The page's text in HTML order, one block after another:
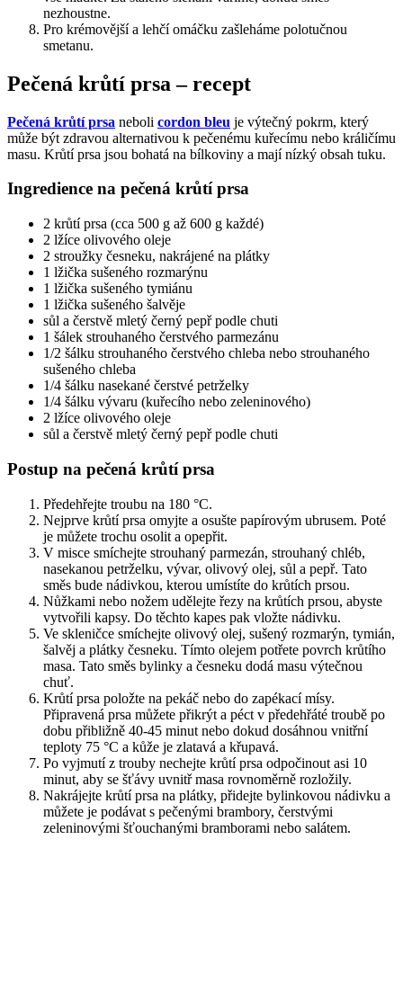
nezhoustne.
Pro krémovější a lehčí omáčku zašleháme polotučnou
smetanu.
Pečená krůtí prsa – recept
Pečená krůtí prsa neboli cordon bleu je výtečný pokrm, který
může být zdravou alternativou k pečenému kuřecímu nebo králičímu
masu. Krůtí prsa jsou bohatá na bílkoviny a mají nízký obsah tuku.
Ingredience na pečená krůtí prsa
2 krůtí prsa (cca 500 g až 600 g každé)
2 lžíce olivového oleje
2 stroužky česneku, nakrájené na plátky
1 lžička sušeného rozmarýnu
1 lžička sušeného tymiánu
1 lžička sušeného šalvěje
sůl a čerstvě mletý černý pepř podle chuti
1 šálek strouhaného čerstvého parmezánu
1/2 šálku strouhaného čerstvého chleba nebo strouhaného
sušeného chleba
1/4 šálku nasekané čerstvé petrželky
1/4 šálku vývaru (kuřecího nebo zeleninového)
2 lžíce olivového oleje
sůl a čerstvě mletý černý pepř podle chuti
Postup na pečená krůtí prsa
Předehřejte troubu na 180 °C.
Nejprve krůtí prsa omyjte a osušte papírovým ubrusem. Poté
je můžete trochu osolit a opepřit.
V misce smíchejte strouhaný parmezán, strouhaný chléb,
nasekanou petrželku, vývar, olivový olej, sůl a pepř. Tato
směs bude nádivkou, kterou umístíte do krůtích prsou.
Nůžkami nebo nožem udělejte řezy na krůtích prsou, abyste
vytvořili kapsy. Do těchto kapes pak vložte nádivku.
Ve skleničce smíchejte olivový olej, sušený rozmarýn, tymián,
šalvěj a plátky česneku. Tímto olejem potřete povrch krůtího
masa. Tato směs bylinky a česneku dodá masu výtečnou
chuť.
Krůtí prsa položte na pekáč nebo do zapékací mísy.
Připravená prsa můžete přikrýt a péct v předehřáté troubě po
dobu přibližně 40-45 minut nebo dokud dosáhnou vnitřní
teploty 75 °C a kůže je zlatavá a křupavá.
Po vyjmutí z trouby nechejte krůtí prsa odpočinout asi 10
minut, aby se šťávy uvnitř masa rovnoměrně rozložily.
Nakrájejte krůtí prsa na plátky, přidejte bylinkovou nádivku a
můžete je podávat s pečenými brambory, čerstvými
zeleninovými šťouchanými bramborami nebo salátem.